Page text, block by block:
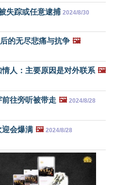
失踪或任意逮捕 2024/8/30
的无尽悲痛与抗争 🖼️
人：主要原因是对外联系 🖼️
往旁听被带走 🖼️ 2024/8/28
迎会爆满 🖼️ 2024/8/28